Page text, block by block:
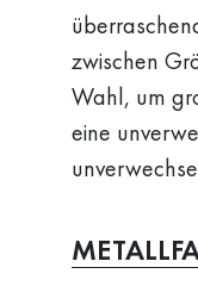
zwischen
Wahl, um
eine